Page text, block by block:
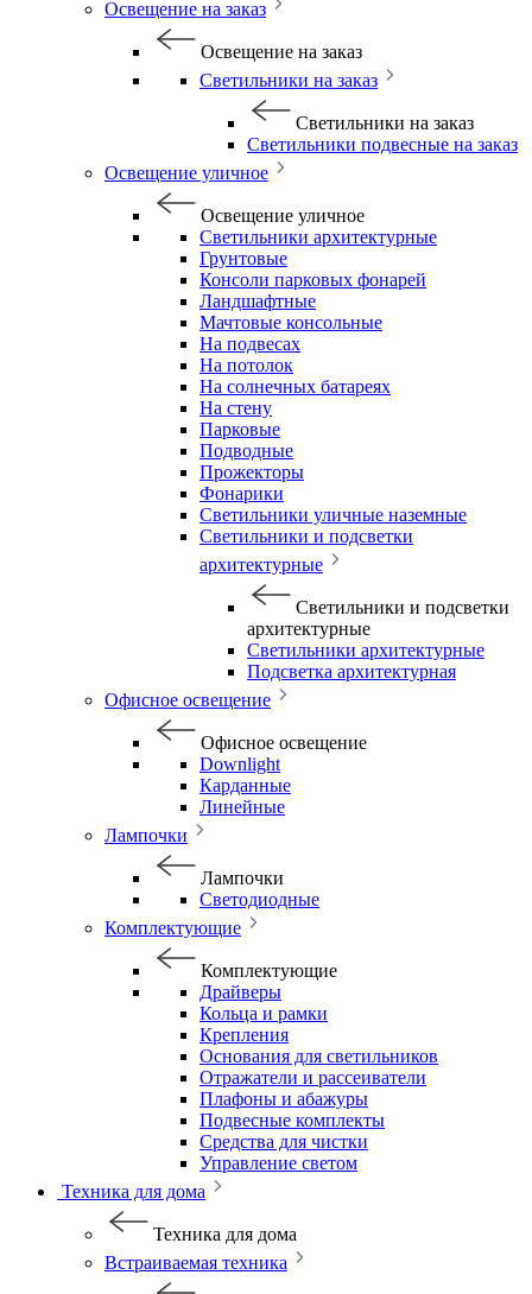
Освещение на заказ
Освещение на заказ
Светильники на заказ
Светильники на заказ
Светильники подвесные на заказ
Освещение уличное
Освещение уличное
Светильники архитектурные
Грунтовые
Консоли парковых фонарей
Ландшафтные
Мачтовые консольные
На подвесах
На потолок
На солнечных батареях
На стену
Парковые
Подводные
Прожекторы
Фонарики
Светильники уличные наземные
Светильники и подсветки
архитектурные
Светильники и подсветки
архитектурные
Светильники архитектурные
Подсветка архитектурная
Офисное освещение
Офисное освещение
Downlight
Карданные
Линейные
Лампочки
Лампочки
Светодиодные
Комплектующие
Комплектующие
Драйверы
Кольца и рамки
Крепления
Основания для светильников
Отражатели и рассеиватели
Плафоны и абажуры
Подвесные комплекты
Средства для чистки
Управление светом
Техника для дома
Техника для дома
Встраиваемая техника